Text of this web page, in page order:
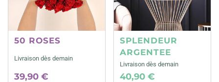
50 ROSES
Livraison dès demain
39,90 €
SPLENDEUR
ARGENTEE
Livraison dès demain
40,90 €